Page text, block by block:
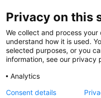
@CGTCatalunya
cgtcatalunya
CGTCatalunya
cgtcatalunya
Privacy on this
We collect and process
understand how it is used.
selected purposes, or you
information, see our privacy
Analytics
Consent details